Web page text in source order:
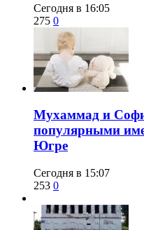
Сегодня в 16:05
275 0
​Мухаммад и
популярными
Югре
Сегодня в 15:07
253 0